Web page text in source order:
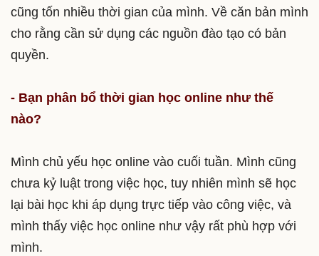
cũng tốn nhiều thời gian của mình. Về căn bản mình
cho rằng cần sử dụng các nguồn đào tạo có bản
quyền.
- Bạn phân bổ thời gian học online như thế
nào?
Mình chủ yếu học online vào cuối tuần. Mình cũng
chưa kỷ luật trong việc học, tuy nhiên mình sẽ học
lại bài học khi áp dụng trực tiếp vào công việc, và
mình thấy việc học online như vậy rất phù hợp với
mình.